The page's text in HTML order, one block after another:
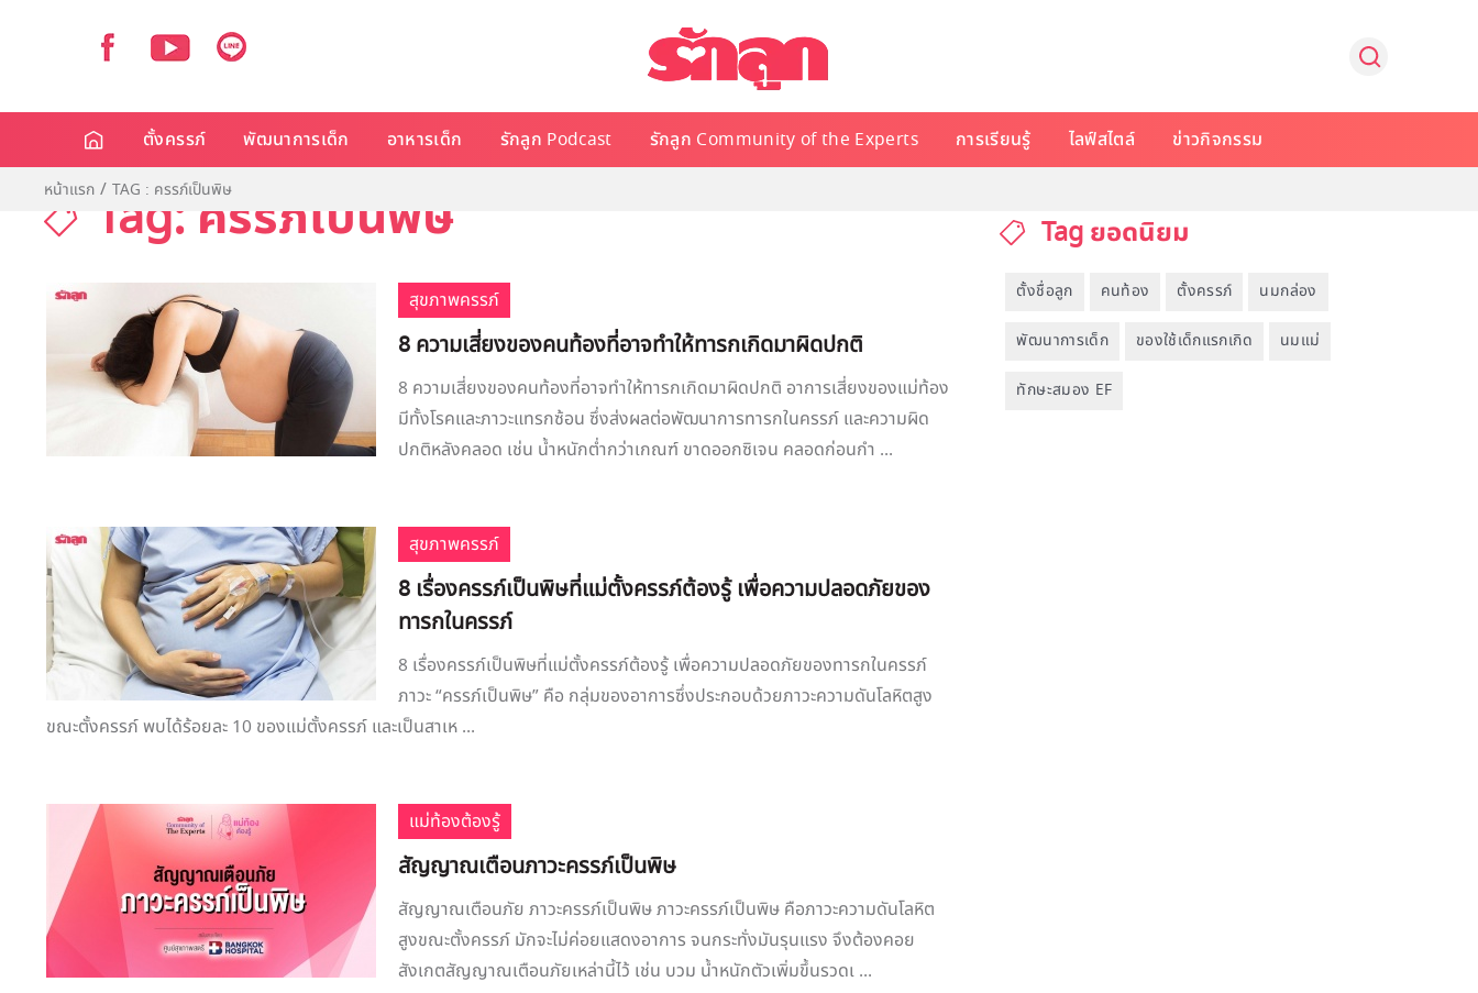
ตั้งครรภ์ พัฒนาการเด็ก อาหารเด็ก รักลูก Podcast รักลูก Community of the Experts การเรียนรู้ ไลฟ์สไตล์ ข่าวกิจกรรม
หน้าแรก TAG : ครรภ์เป็นพิษ
Tag: ครรภ์เป็นพิษ
สุขภาพครรภ์
8 ความเสี่ยงของคนท้องที่อาจทำให้ทารกเกิดมาผิดปกติ
8 ความเสี่ยงของคนท้องที่อาจทำให้ทารกเกิดมาผิดปกติ อาการเสี่ยงของแม่ท้อง
มีทั้งโรคและภาวะแทรกซ้อน ซึ่งส่งผลต่อพัฒนาการทารกในครรภ์ และความผิด
ปกติหลังคลอด เช่น น้ำหนักต่ำกว่าเกณฑ์ ขาดออกซิเจน คลอดก่อนกำ ...
สุขภาพครรภ์
8 เรื่องครรภ์เป็นพิษที่แม่ตั้งครรภ์ต้องรู้ เพื่อความปลอดภัยของ
ทารกในครรภ์
8 เรื่องครรภ์เป็นพิษที่แม่ตั้งครรภ์ต้องรู้ เพื่อความปลอดภัยของทารกในครรภ์
ภาวะ “ครรภ์เป็นพิษ” คือ กลุ่มของอาการซึ่งประกอบด้วยภาวะความดันโลหิตสูง
ขณะตั้งครรภ์ พบได้ร้อยละ 10 ของแม่ตั้งครรภ์ และเป็นสาเห ...
แม่ท้องต้องรู้
สัญญาณเตือนภาวะครรภ์เป็นพิษ
สัญญาณเตือนภัย ภาวะครรภ์เป็นพิษ ภาวะครรภ์เป็นพิษ คือภาวะความดันโลหิต
สูงขณะตั้งครรภ์ มักจะไม่ค่อยแสดงอาการ จนกระทั่งมันรุนแรง จึงต้องคอย
สังเกตสัญญาณเตือนภัยเหล่านี้ไว้ เช่น บวม น้ำหนักตัวเพิ่มขึ้นรวดเ ...
Tag ยอดนิยม
ตั้งชื่อลูก คนท้อง ตั้งครรภ์ นมกล่อง
พัฒนาการเด็ก ของใช้เด็กแรกเกิด นมแม่
ทักษะสมอง EF